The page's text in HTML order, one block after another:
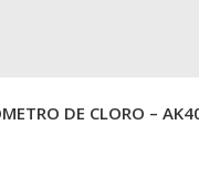
DE CLORO –